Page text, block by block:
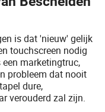
is dat 'nieuw' gelijk
touchscreen nodig
marketingtruc,
probleem dat nooit
dure,
verouderd zal zijn.